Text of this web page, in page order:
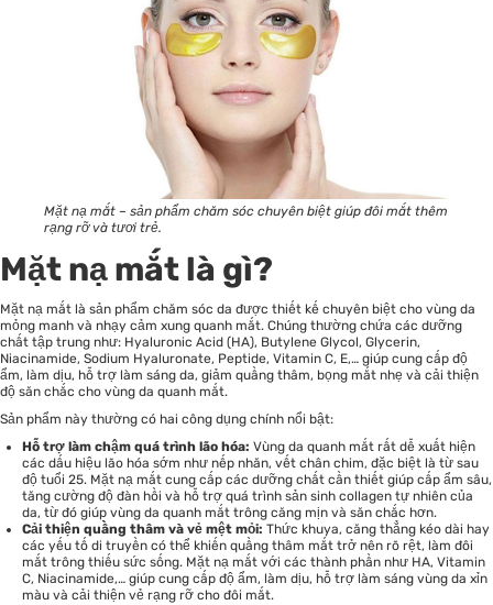
Mặt nạ mắt – sản phẩm chăm sóc chuyên biệt giúp đôi mắt thêm
rạng rỡ và tươi trẻ.
Mặt nạ mắt là gì?
Mặt nạ mắt là sản phẩm chăm sóc da được thiết kế chuyên biệt cho vùng da
mỏng manh và nhạy cảm xung quanh mắt. Chúng thường chứa các dưỡng
chất tập trung như: Hyaluronic Acid (HA), Butylene Glycol, Glycerin,
Niacinamide, Sodium Hyaluronate, Peptide, Vitamin C, E,… giúp cung cấp độ
ẩm, làm dịu, hỗ trợ làm sáng da, giảm quầng thâm, bọng mắt nhẹ và cải thiện
độ săn chắc cho vùng da quanh mắt.
Sản phẩm này thường có hai công dụng chính nổi bật:
Hỗ trợ làm chậm quá trình lão hóa: Vùng da quanh mắt rất dễ xuất hiện
các dấu hiệu lão hóa sớm như nếp nhăn, vết chân chim, đặc biệt là từ sau
độ tuổi 25. Mặt nạ mắt cung cấp các dưỡng chất cần thiết giúp cấp ẩm sâu,
tăng cường độ đàn hồi và hỗ trợ quá trình sản sinh collagen tự nhiên của
da, từ đó giúp vùng da quanh mắt trông căng mịn và săn chắc hơn.
Cải thiện quầng thâm và vẻ mệt mỏi: Thức khuya, căng thẳng kéo dài hay
các yếu tố di truyền có thể khiến quầng thâm mắt trở nên rõ rệt, làm đôi
mắt trông thiếu sức sống. Mặt nạ mắt với các thành phần như HA, Vitamin
C, Niacinamide,… giúp cung cấp độ ẩm, làm dịu, hỗ trợ làm sáng vùng da xỉn
màu và cải thiện vẻ rạng rỡ cho đôi mắt.